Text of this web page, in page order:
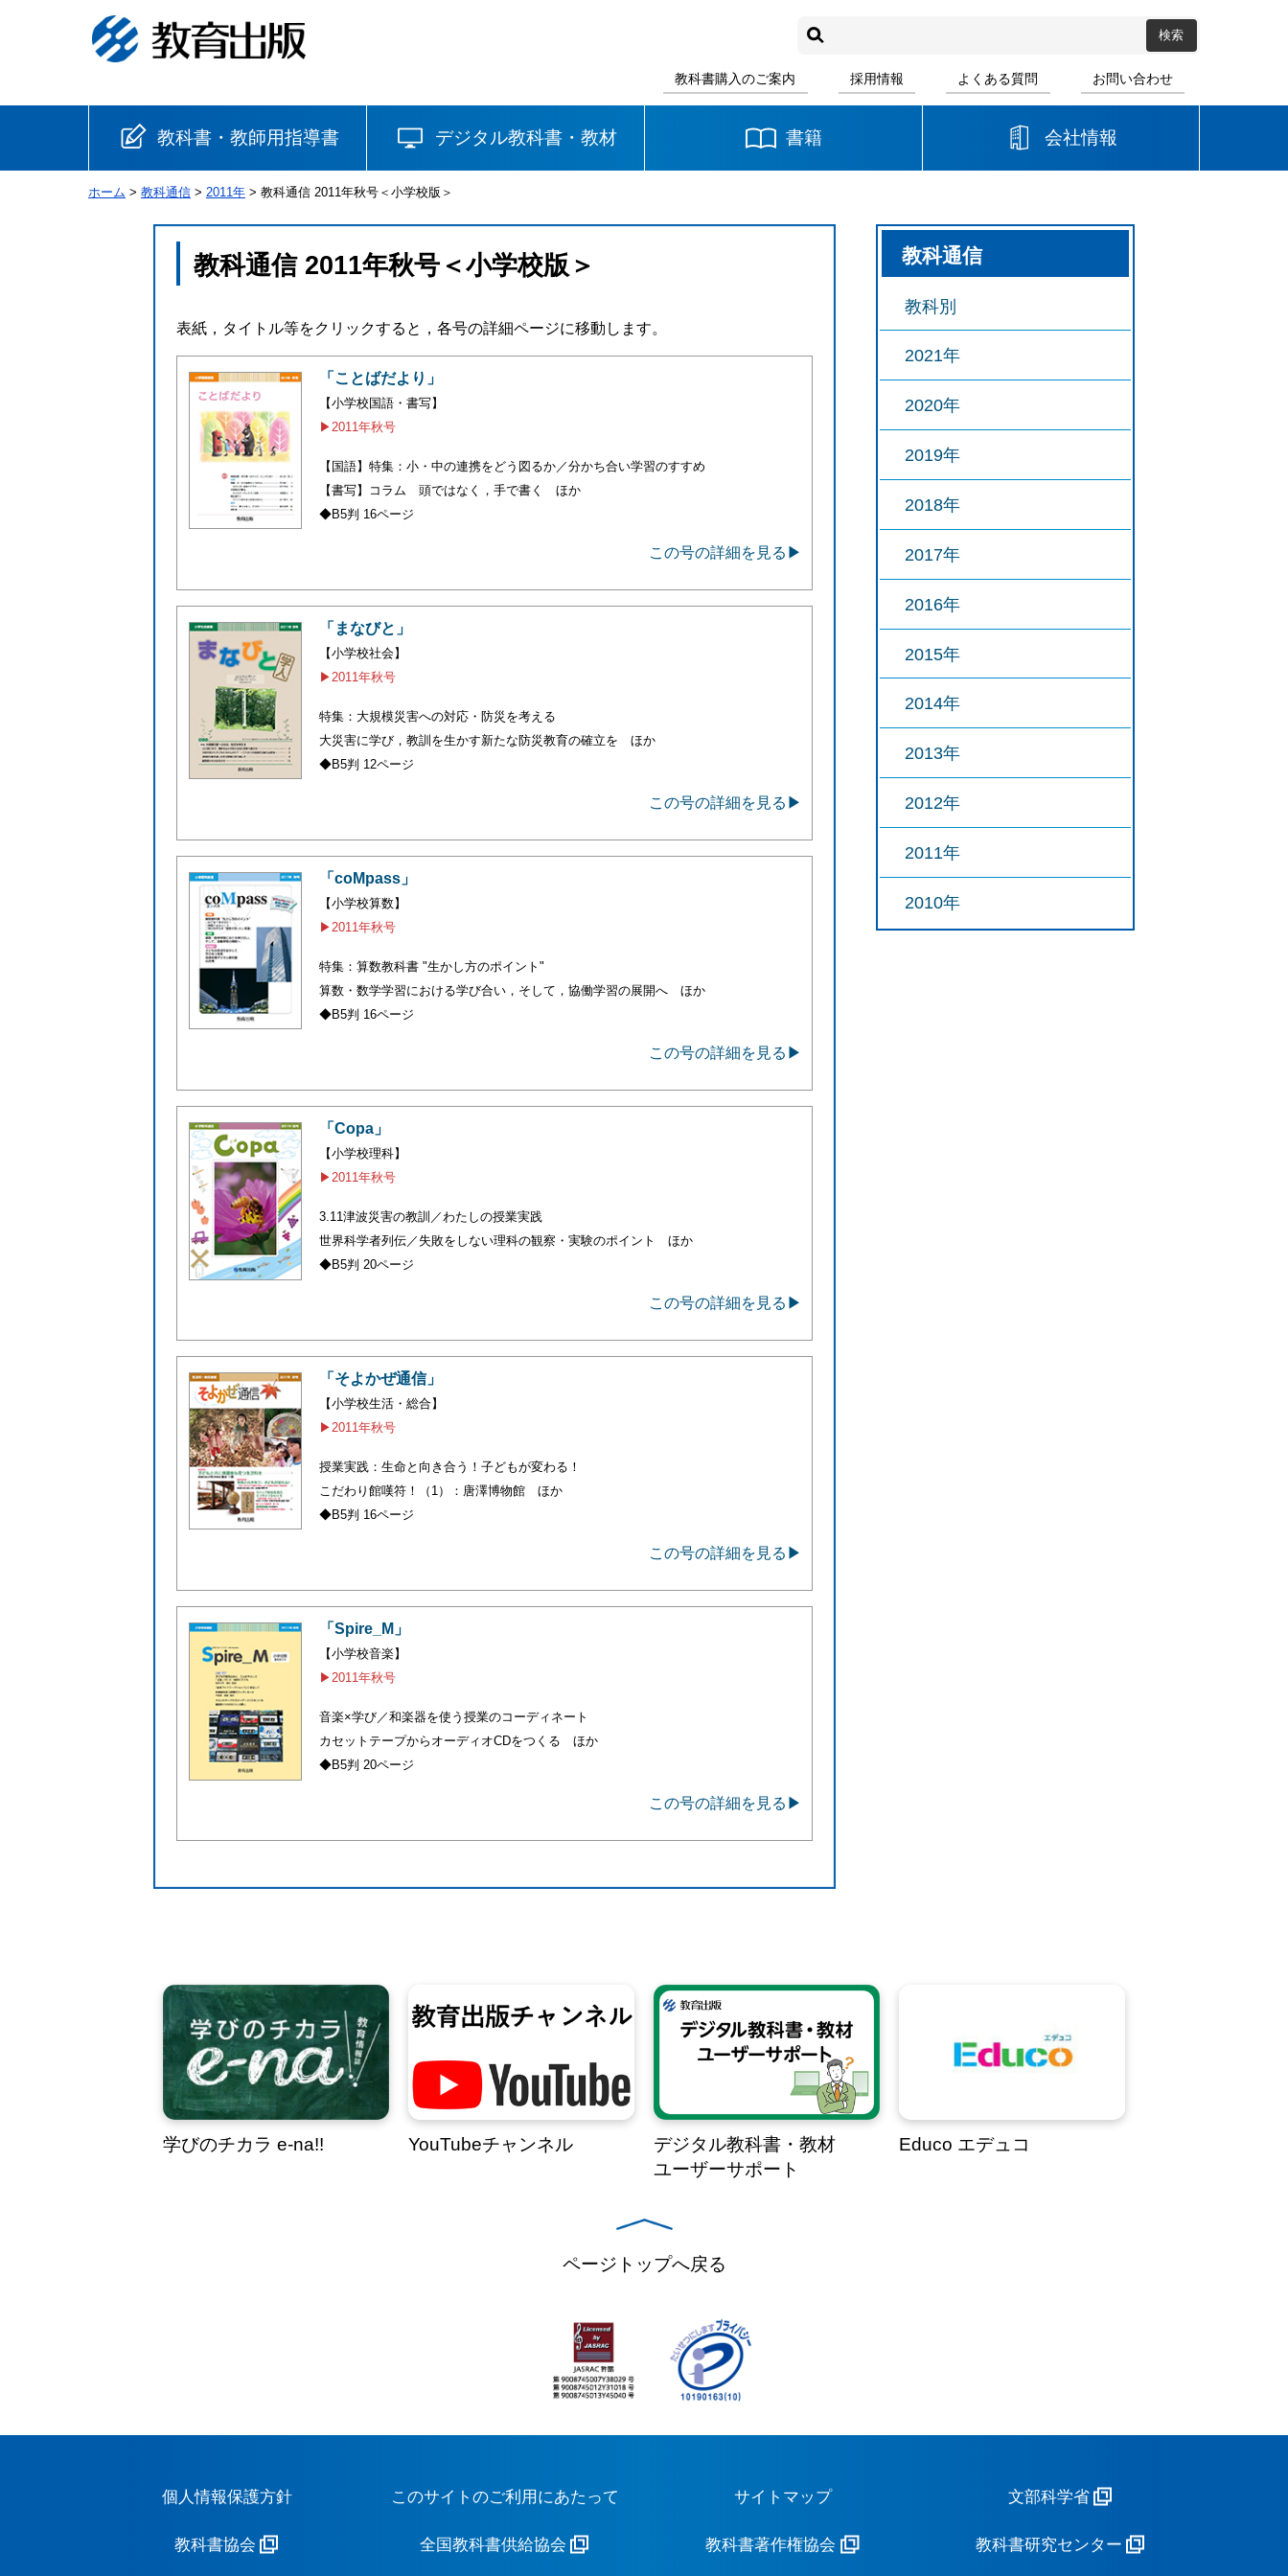
教科書購入のご案内 採用情報 よくある質問 お問い合わせ
教科書・教師用指導書
小学校
書写 社会
英語 道徳
国語
英語 道徳
音楽
デジタル教科書・教材 書籍 会社情報
ホーム > 教科通信 > 2011年 > 教科通信 2011年秋号＜小学校版＞
教科通信 2011年秋号＜小学校版＞
表紙，タイトル等をクリックすると，各号の詳細ページに移動します。
「ことばだより」
【小学校国語・書写】
▶2011年秋号
【国語】特集：小・中の連携をどう図るか／分かち合い学習のすすめ
【書写】コラム 頭ではなく，手で書く ほか
◆B5判 16ページ
この号の詳細を見る▶
「まなびと」
【小学校社会】
▶2011年秋号
特集：大規模災害への対応・防災を考える
大災害に学び，教訓を生かす新たな防災教育の確立を ほか
◆B5判 12ページ
この号の詳細を見る▶
「coMpass」
【小学校算数】
▶2011年秋号
特集：算数教科書 "生かし方のポイント"
算数・数学学習における学び合い，そして，協働学習の展開へ ほか
◆B5判 16ページ
この号の詳細を見る▶
「Copa」
【小学校理科】
▶2011年秋号
3.11津波災害の教訓／わたしの授業実践
世界科学者列伝／失敗をしない理科の観察・実験のポイント ほか
◆B5判 20ページ
この号の詳細を見る▶
「そよかぜ通信」
【小学校生活・総合】
▶2011年秋号
授業実践：生命と向き合う！子どもが変わる！
こだわり館嘆符！（1）：唐澤博物館 ほか
◆B5判 16ページ
この号の詳細を見る▶
「Spire_M」
【小学校音楽】
▶2011年秋号
音楽×学び／和楽器を使う授業のコーディネート
カセットテープからオーディオCDをつくる ほか
◆B5判 20ページ
この号の詳細を見る▶
教科通信
教科別
2021年
2020年
2019年
2018年
2017年
2016年
2015年
2014年
2013年
2012年
2011年
2010年
学びのチカラ e-na!! YouTubeチャンネル
デジタル教科書・教材
ユーザーサポート
Educo エデュコ
ページトップへ戻る
個人情報保護方針 このサイトのご利用にあたって サイトマップ 文部科学省
教科書協会 全国教科書供給協会 教科書著作権協会 教科書研究センター